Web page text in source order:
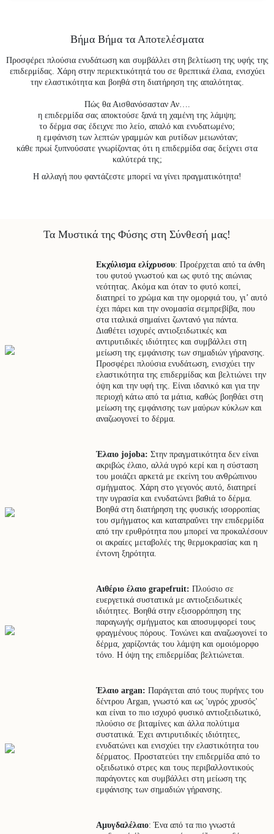
Βήμα Βήμα τα Αποτελέσματα
Προσφέρει πλούσια ενυδάτωση και συμβάλλει στη βελτίωση της υφής της
επιδερμίδας. Χάρη στην περιεκτικότητά του σε θρεπτικά έλαια, ενισχύει
την ελαστικότητα και βοηθά στη διατήρηση της απαλότητας.
Πώς θα Αισθανόσασταν Αν….
η επιδερμίδα σας αποκτούσε ξανά τη χαμένη της λάμψη;
το δέρμα σας έδειχνε πιο λείο, απαλό και ενυδατωμένο;
η εμφάνιση των λεπτών γραμμών και ρυτίδων μειωνόταν;
κάθε πρωί ξυπνούσατε γνωρίζοντας ότι η επιδερμίδα σας δείχνει στα
καλύτερά της;
Η αλλαγή που φαντάζεστε μπορεί να γίνει πραγματικότητα!
Τα Μυστικά της Φύσης στη Σύνθεσή μας!
Εκχύλισμα ελίχρυσου: Προέρχεται από τα άνθη
του φυτού γνωστού και ως φυτό της αιώνιας
νεότητας. Ακόμα και όταν το φυτό κοπεί,
διατηρεί το χρώμα και την ομορφιά του, γι’ αυτό
έχει πάρει και την ονομασία σεμπρεβίβα, που
στα ιταλικά σημαίνει ζωντανό για πάντα.
Διαθέτει ισχυρές αντιοξειδωτικές και
αντιρυτιδικές ιδιότητες και συμβάλλει στη
μείωση της εμφάνισης των σημαδιών γήρανσης.
Προσφέρει πλούσια ενυδάτωση, ενισχύει την
ελαστικότητα της επιδερμίδας και βελτιώνει την
όψη και την υφή της. Είναι ιδανικό και για την
περιοχή κάτω από τα μάτια, καθώς βοηθάει στη
μείωση της εμφάνισης των μαύρων κύκλων και
αναζωογονεί το δέρμα.
Έλαιο jojoba: Στην πραγματικότητα δεν είναι
ακριβώς έλαιο, αλλά υγρό κερί και η σύσταση
του μοιάζει αρκετά με εκείνη του ανθρώπινου
σμήγματος. Χάρη στο γεγονός αυτό, διατηρεί
την υγρασία και ενυδατώνει βαθιά το δέρμα.
Βοηθά στη διατήρηση της φυσικής ισορροπίας
του σμήγματος και καταπραΰνει την επιδερμίδα
από την ερυθρότητα που μπορεί να προκαλέσουν
οι ακραίες μεταβολές της θερμοκρασίας και η
έντονη ξηρότητα.
Αιθέριο έλαιο grapefruit: Πλούσιο σε
ευεργετικά συστατικά με αντιοξειδωτικές
ιδιότητες. Βοηθά στην εξισορρόπηση της
παραγωγής σμήγματος και αποσυμφορεί τους
φραγμένους πόρους. Τονώνει και αναζωογονεί το
δέρμα, χαρίζοντάς του λάμψη και ομοιόμορφο
τόνο. Η όψη της επιδερμίδας βελτιώνεται.
Έλαιο argan: Παράγεται από τους πυρήνες του
δέντρου Argan, γνωστό και ως 'υγρός χρυσός'
και είναι το πιο ισχυρό φυσικό αντιοξειδωτικό,
πλούσιο σε βιταμίνες και άλλα πολύτιμα
συστατικά. Έχει αντιρυτιδικές ιδιότητες,
ενυδατώνει και ενισχύει την ελαστικότητα του
δέρματος. Προστατεύει την επιδερμίδα από το
οξειδωτικό στρες και τους περιβαλλοντικούς
παράγοντες και συμβάλλει στη μείωση της
εμφάνισης των σημαδιών γήρανσης.
Αμυγδαλέλαιο: Ένα από τα πιο γνωστά